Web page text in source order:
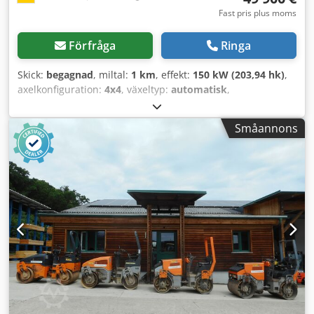
Fast pris plus moms
Förfråga Ringa
Skick: begagnad, miltal: 1 km, effekt: 150 kW (203,94 hk),
axelkonfiguration: 4x4, växeltyp: automatisk,
, Egenvikt: 19 200 kg Lastkapacitet: 1
730 kg Dcjdpszgthlefx Aarjk Totalvikt: 20 930 kg Vänligen
kontakta Emal Jaweed för mer information.
Jordpackningsvält, Bomag BW 219 DH-4, Tillverkningsår:
2013, Drifttimmar: 6 523h, Längd: 6 000 mm, Bredd: 2 300
mm, Höjd: 3 020 mm, tjänstevikt: 19 200 kg, Max totalvikt:
20 930 kg, Motortyp: Deutz TCD 2012 L06, Motoreffekt: 150
kW / 204 hk, Nominellt varvtal: 2 200 rpm, Däckdimension:
800/60 R24 10.9, Max. körhastighet: 13 km/h, EasyDrive
(hydrostatisk transmission) (SN), Hydrostatisk
midjestyrning, Justerbar vibrationsstyrka, Nödstopp,
Arbetsbelysning, Vägbelysning, Varningsblinkers,
ROPS/FOBS-skyddshytt, Radio med Bluetooth/USB,
Högtalarsystem, LCD-skärm, Värme, Tysk maskin /
TOPPSKICK. Övrigt: * Vi erbjuder över 200 maskiner till
Småannons